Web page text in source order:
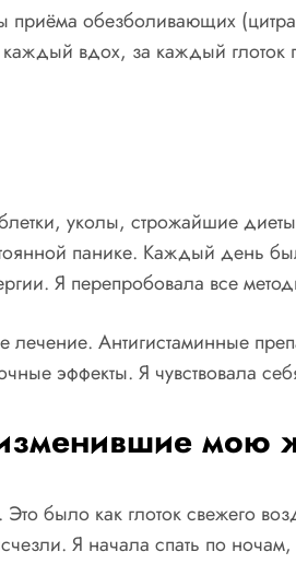
обезболивающих
вдох, за каждый глоток
уколы, строжайшие
панике. Каждый день
Я перепробовала все
лечение. Антигистаминные
эффекты. Я чувствовала
мою
было как глоток свежего
Я начала спать по